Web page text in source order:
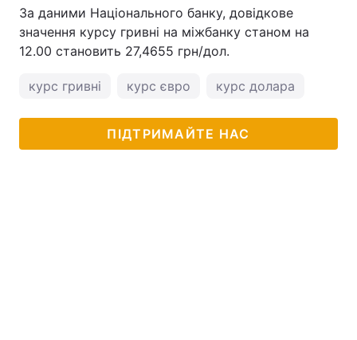
За даними Національного банку, довідкове
значення курсу гривні на міжбанку станом на
12.00 становить 27,4655 грн/дол.
курс гривні курс євро курс долара
ПІДТРИМАЙТЕ НАС